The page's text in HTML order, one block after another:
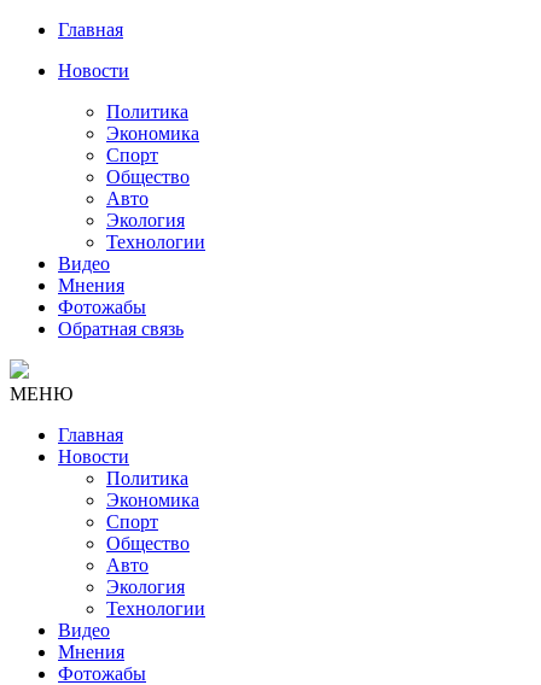
Главная
Новости
Политика
Экономика
Спорт
Общество
Авто
Экология
Технологии
Видео
Мнения
Фотожабы
Обратная связь
МЕНЮ
Главная
Новости
Политика
Экономика
Спорт
Общество
Авто
Экология
Технологии
Видео
Мнения
Фотожабы